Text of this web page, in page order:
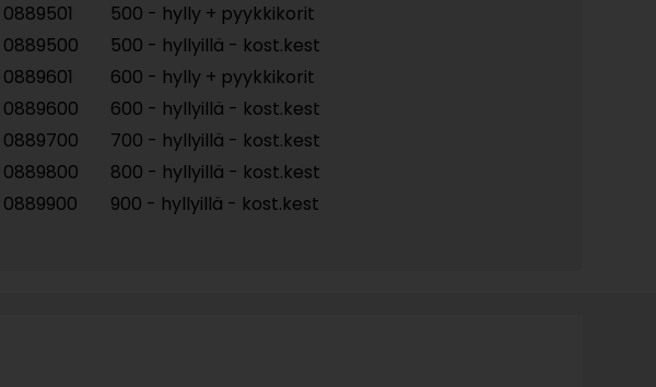
0889501
500 - hylly + pyykkikorit
0889500
500 - hyllyillä - kost.kest
0889601
600 - hylly + pyykkikorit
0889600
600 - hyllyillä - kost.kest
0889700
700 - hyllyillä - kost.kest
0889800
800 - hyllyillä - kost.kest
0889900
900 - hyllyillä - kost.kest